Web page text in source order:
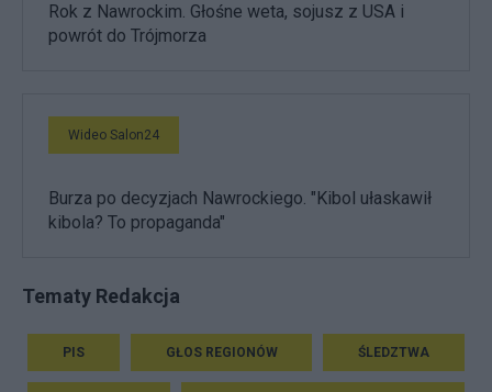
Rok z Nawrockim. Głośne weta, sojusz z USA i
powrót do Trójmorza
Wideo Salon24
Burza po decyzjach Nawrockiego. "Kibol ułaskawił
kibola? To propaganda"
Tematy Redakcja
PIS GŁOS REGIONÓW ŚLEDZTWA